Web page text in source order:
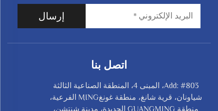
إرسال
اتصل بنا
Add: #803، المبنى 4، المنطقة الصناعية الثالثة
شياونان، قرية شانغ، منطقة غونغMING الفرعية،
منطقة GUANGMING الجديدة، مدينة شنتشن،